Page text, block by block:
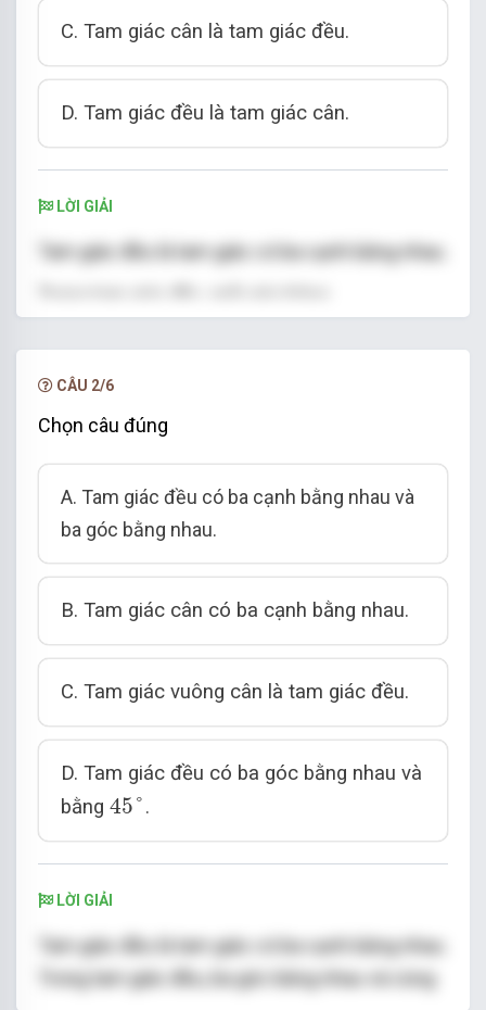
C. Tam giác cân là tam giác đều.
D. Tam giác đều là tam giác cân.
LỜI GIẢI
Tam giác đều là tam giác có ba cạnh bằng nhau.
Tam giác đều cũng là tam giác cân nhưng tam
giác cân chưa chắc là tam giác đều vì nó chỉ có
Vậy Csai.
Đáp án cần chọn là: C
CÂU 2/6
Chọn câu đúng
A. Tam giác đều có ba cạnh bằng nhau và
ba góc bằng nhau.
B. Tam giác cân có ba cạnh bằng nhau.
C. Tam giác vuông cân là tam giác đều.
D. Tam giác đều có ba góc bằng nhau và
bằng 45°
45 °.
LỜI GIẢI
Tam giác đều là tam giác có ba cạnh bằng nhau.
Trong tam giác đều, ba góc bằng nhau và cùng
60